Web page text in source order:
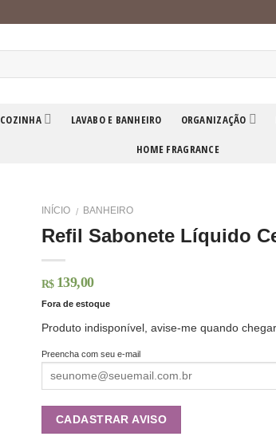
COZINHA LAVABO E BANHEIRO ORGANIZAÇÃO
HOME FRAGRANCE
INÍCIO / BANHEIRO
Refil Sabonete Líquido
R$ 139,00
Fora de estoque
Produto indisponível, avise-me quando
Preencha com seu e-mail